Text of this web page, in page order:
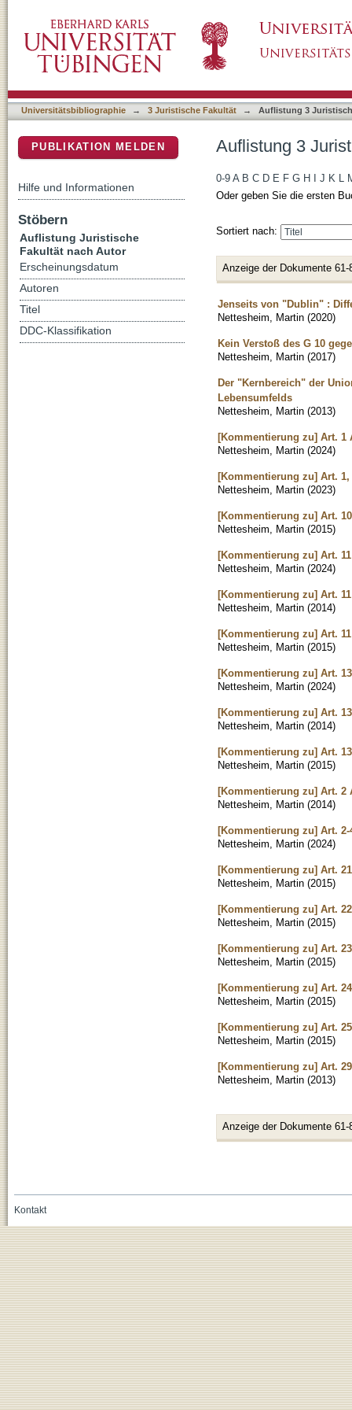
Universitätsbibliographie → 3 Juristische Fakultät → Auflistung 3
Auflistung 3
0-9 A B C D E F G H J K L
Oder geben Sie die ersten
Sortiert nach:
Anzeige der Dokumente 61-
Jenseits von "Dublin" :
Nettesheim, Martin (2020)
Kein Verstoß des G 10
Nettesheim, Martin (2017)
Der "Kernbereich" der
Lebensumfelds
Nettesheim, Martin (2013)
[Kommentierung zu] Art. 1
Nettesheim, Martin (2024)
[Kommentierung zu] Art. 1,
Nettesheim, Martin (2023)
[Kommentierung zu] Art.
Nettesheim, Martin (2015)
[Kommentierung zu] Art.
Nettesheim, Martin (2024)
[Kommentierung zu] Art.
Nettesheim, Martin (2014)
[Kommentierung zu] Art.
Nettesheim, Martin (2015)
[Kommentierung zu] Art.
Nettesheim, Martin (2024)
[Kommentierung zu] Art.
Nettesheim, Martin (2014)
[Kommentierung zu] Art.
Nettesheim, Martin (2015)
[Kommentierung zu] Art. 2
Nettesheim, Martin (2014)
[Kommentierung zu] Art. 2-
Nettesheim, Martin (2024)
[Kommentierung zu] Art.
Nettesheim, Martin (2015)
[Kommentierung zu] Art.
Nettesheim, Martin (2015)
[Kommentierung zu] Art.
Nettesheim, Martin (2015)
[Kommentierung zu] Art.
Nettesheim, Martin (2015)
[Kommentierung zu] Art.
Nettesheim, Martin (2015)
[Kommentierung zu] Art.
Nettesheim, Martin (2013)
Anzeige der Dokumente 61-
PUBLIKATION MELDEN
Hilfe und Informationen
Stöbern
Auflistung Juristische
Fakultät nach Autor
Erscheinungsdatum
Autoren
Titel
DDC-Klassifikation
Kontakt